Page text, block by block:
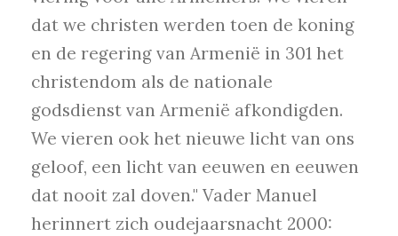
dat we christen werden toen de koning
en de regering van Armenië in 301 het
christendom als de nationale
godsdienst van Armenië afkondigden.
We vieren ook het nieuwe licht van ons
geloof, een licht van eeuwen en eeuwen
dat nooit zal doven." Vader Manuel
herinnert zich oudejaarsnacht 2000: